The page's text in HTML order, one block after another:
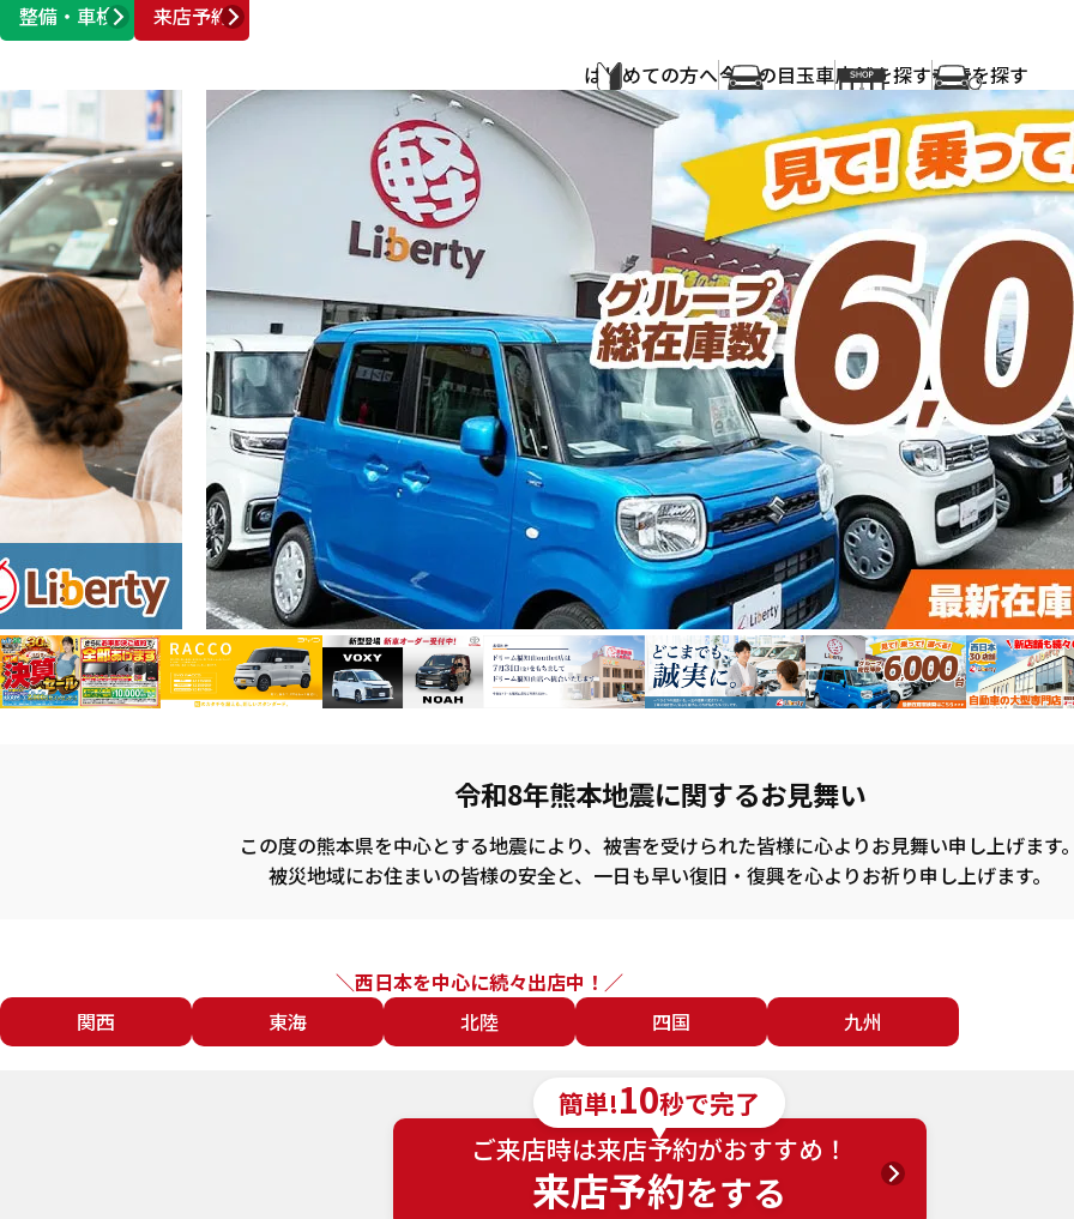
整備・車検
来店予約
営業時間 AM10:00 ～ PM6:00
はじめての方へ今週の目玉車店舗を探す在庫を探す
令和8年熊本地震に関するお見舞い
この度の熊本県を中心とする地震により、被害を受けられた皆様に心よりお見舞い申し上げます
被災地域にお住まいの皆様の安全と、一日も早い復旧・復興を心よりお祈り申し上げます。
＼西日本を中心に続々出店中！／
関西
東海 北陸 四国 九州
簡単!10秒で完了
ご来店時は来店予約がおすすめ！
来店予約をする